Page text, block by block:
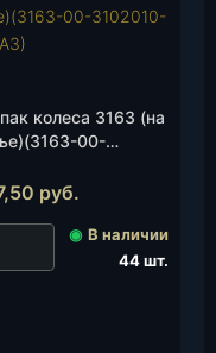
колеса 3163 (на
00-
руб.
◉ В наличии
44 шт.